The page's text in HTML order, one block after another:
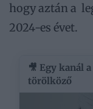
hogy aztán a
2024-es évet.
🎥 Egy kanál
törölköző